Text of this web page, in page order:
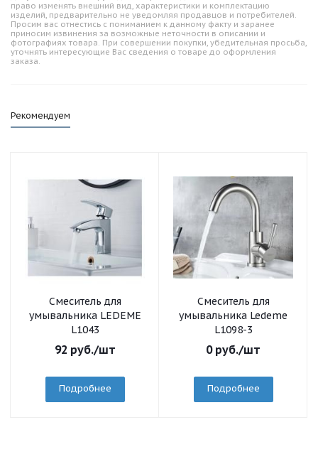
право изменять внешний вид, характеристики и комплектацию
изделий, предварительно не уведомляя продавцов и потребителей.
Просим вас отнестись с пониманием к данному факту и заранее
приносим извинения за возможные неточности в описании и
фотографиях товара. При совершении покупки, убедительная просьба,
уточнять интересующие Вас сведения о товаре до оформления
заказа.
Рекомендуем
Смеситель для
умывальника LEDEME
L1043
92 руб./шт
Подробнее
Смеситель для
умывальника Ledeme
L1098-3
0руб./шт
Подробнее